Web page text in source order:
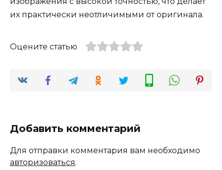
их практически неотличимыми от оригинала.
Оцените статью
Добавить комментарий
Для отправки комментария вам необходимо
авторизоваться.